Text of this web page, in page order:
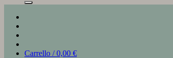
Carrello /0,00 €